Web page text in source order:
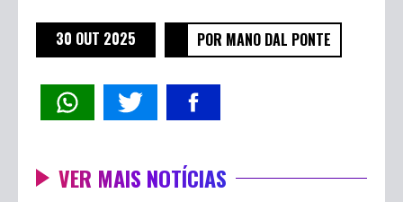
30 OUT 2025 POR MANO DAL PONTE
VER MAIS NOTÍCIAS